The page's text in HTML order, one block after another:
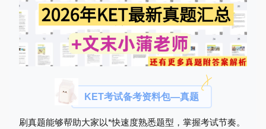
KET考试备考资料包—真题
刷真题能够帮助大家以*快速度熟悉题型，掌握考试节奏。